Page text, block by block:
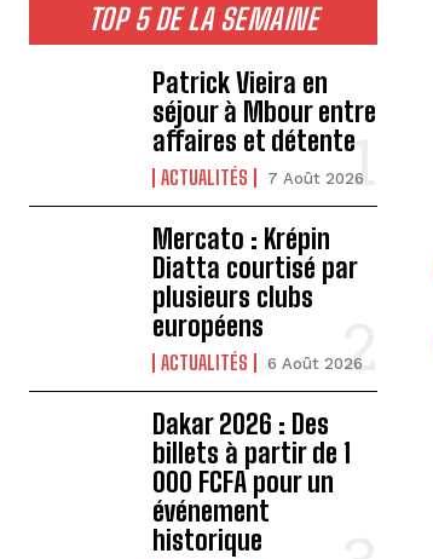
TOP 5 DE LA SEMAINE
Patrick Vieira en
séjour à Mbour entre
affaires et détente
ACTUALITÉS 7 Août 2026
Mercato : Krépin
Diatta courtisé par
plusieurs clubs
européens
ACTUALITÉS 6 Août 2026
Dakar 2026 : Des
billets à partir de 1
000 FCFA pour un
événement
historique